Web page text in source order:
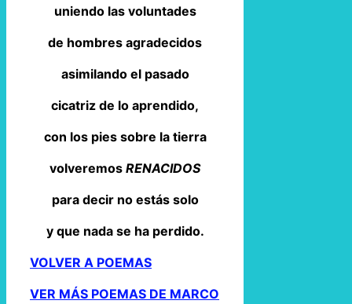
uniendo las voluntades
de hombres agradecidos
asimilando el pasado
cicatriz de lo aprendido,
con los pies sobre la tierra
volveremosRENACIDOS
para decir no estás solo
y que nada se ha perdido.
VOLVER A POEMAS
VER MÁS POEMAS DE MARCO